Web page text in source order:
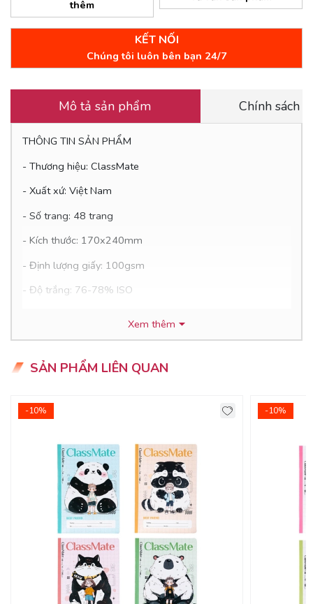
thêm
KẾT NỐI
Chúng tôi luôn bên bạn 24/7
Mô tả sản phẩm Chính sách
THÔNG TIN SẢN PHẨM
- Thương hiệu: ClassMate
- Xuất xứ: Việt Nam
- Số trang: 48 trang
- Kích thước: 170x240mm
- Định lượng giấy: 100gsm
- Độ trắng: 76-78% ISO
- Giao mẫu bìa ngẫu nhiên
- Vở được sản xuất hoàn toàn tại Việt Nam, sử dụng công
nghệ tiên tiến nhất trong việc in ấn giúp cho bìa vở rõ nét,
hình in tràn viền. Đặc biệt là công nghệ in thúc nổi làm nổi
bật hình thiết kế trên bìa.
- Bìa được thiết kế chủ đề Robot độc đáo, in dập nổi hình
nhân vật và là thiết kế độc quyền của Classmate kết hợp
với gam màu pastel dịu mát, được cán màng mờ bảo vệ bìa
- Bề mặt giấy láng mịn, viết êm tay, không nhòe: Được sản
xuất với định lượng giấy 100gsm, chất liệu giấy dày dặn, bé
Xem thêm
SẢN PHẨM LIÊN QUAN
-10% -10%